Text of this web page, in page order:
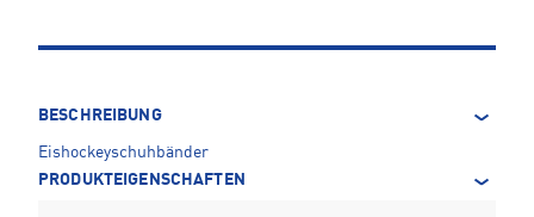
BESCHREIBUNG
Eishockeyschuhbänder
PRODUKTEIGENSCHAFTEN